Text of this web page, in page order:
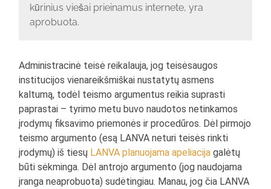
kūrinius viešai prieinamus internete, yra
aprobuota.
Administracinė teisė reikalauja, jog teisėsaugos
institucijos vienareikšmiškai nustatytų asmens
kaltumą, todėl teismo argumentus reikia suprasti
paprastai – tyrimo metu buvo naudotos netinkamos
įrodymų fiksavimo priemonės ir procedūros. Dėl pirmojo
teismo argumento (esą LANVA neturi teisės rinkti
įrodymų) iš tiesų LANVA planuojama apeliacija galėtų
būti sėkminga. Dėl antrojo argumento (jog naudojama
įranga neaprobuota) sudėtingiau. Manau, jog čia LANVA